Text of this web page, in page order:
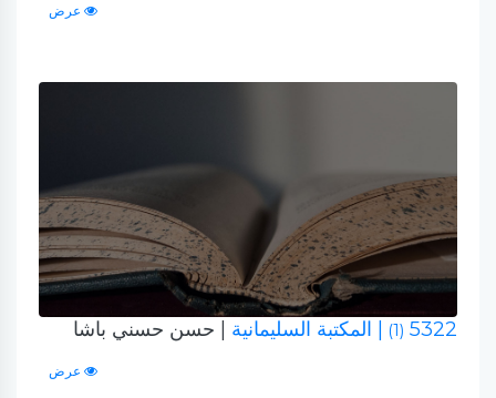
عرض
5322
(1) | المكتبة السليمانية | حسن حسني باشا
عرض